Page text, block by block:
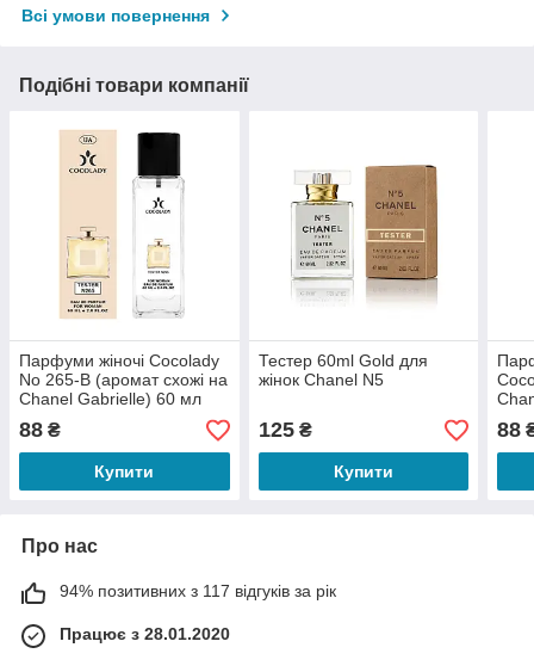
Всі умови повернення
Подібні товари компанії
Парфуми жіночі Cocolady
No 265-В (аромат схожі на
Chanel Gabrielle) 60 мл
88 ₴
Купити
Тестер 60ml Gold для
жінок Chanel N5
125₴
Купити
88
Про нас
94% позитивних з 117 відгуків за рік
Працює з 28.01.2020